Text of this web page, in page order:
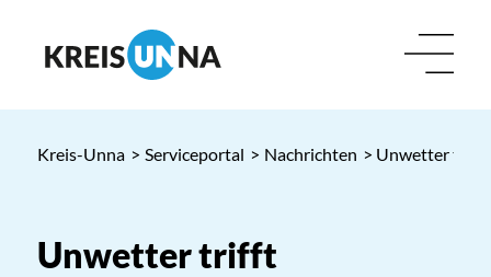
Kreis-Unna > Serviceportal > Nachrichten > Unwetter trifft
Unwetter trifft